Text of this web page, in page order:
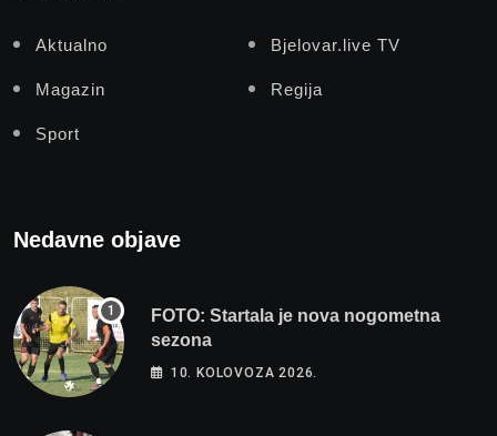
Aktualno Bjelovar.live TV
Magazin Regija
Sport
Nedavne objave
FOTO: Startala je nova nogometna
sezona
10. KOLOVOZA 2026.